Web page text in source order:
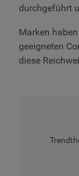
durchgeführt
Marken
geeigneten
diese